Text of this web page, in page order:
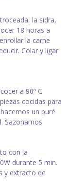
la sidra,
18 horas a
la carne
Colar y ligar
a 90º C
cocidas para
un puré
Sazonamos
con la
durante 5 min.
y extracto de